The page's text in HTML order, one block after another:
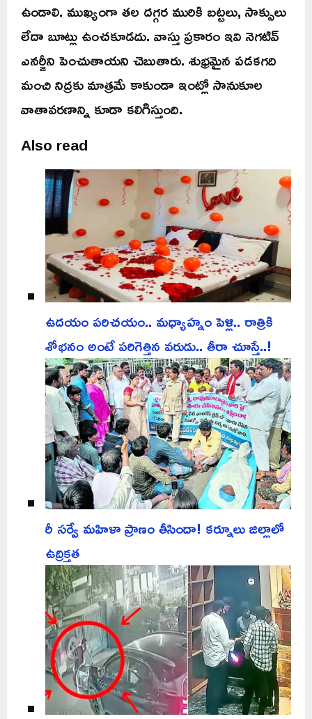
ఉండాలి. ముఖ్యంగా తల దగ్గర మురికి బట్టలు, సాక్సులు
లేదా బూట్లు ఉంచకూడదు. వాస్తు ప్రకారం ఇవి నెగటివ్
ఎనర్జీని పెంచుతాయని చెబుతారు. శుభ్రమైన పడకగది
మంచి నిద్రకు మాత్రమే కాకుండా ఇంట్లో సానుకూల
వాతావరణాన్ని కూడా కలిగిస్తుంది.
Also read
ఉదయం పరిచయం.. మధ్యాహ్నం పెళ్లి.. రాత్రికి
శోభనం అంటే పరిగెత్తిన వరుడు.. తీరా చూస్తే..!
రీ సర్వే మహిళా ప్రాణం తీసిందా! కర్నూలు జిల్లాలో
ఉద్రిక్తత